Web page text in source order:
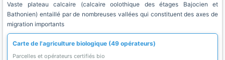
Vaste plateau calcaire (calcaire oolothique des étages Bajocien et
Bathonien) entaillé par de nombreuses vallées qui constituent des axes de
migration importants
Carte de l'agriculture biologique (49 opérateurs)
Parcelles et opérateurs certifiés bio